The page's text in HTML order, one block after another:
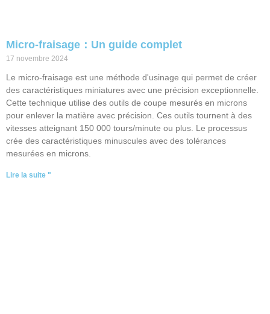
Micro-fraisage：Un guide complet
17 novembre 2024
Le micro-fraisage est une méthode d'usinage qui permet de créer
des caractéristiques miniatures avec une précision exceptionnelle.
Cette technique utilise des outils de coupe mesurés en microns
pour enlever la matière avec précision. Ces outils tournent à des
vitesses atteignant 150 000 tours/minute ou plus. Le processus
crée des caractéristiques minuscules avec des tolérances
mesurées en microns.
Lire la suite "